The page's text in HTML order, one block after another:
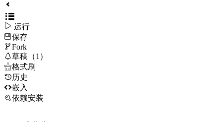
 运行
保存
Fork
草稿（1）
格式刷
历史
嵌入
依赖安装